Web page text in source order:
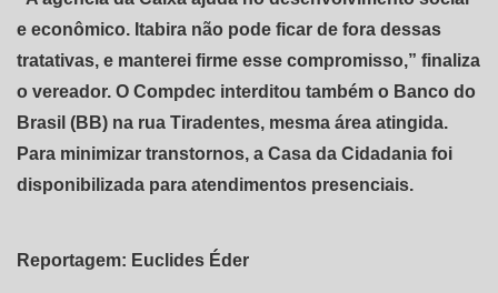
e econômico. Itabira não pode ficar de fora dessas
tratativas, e manterei firme esse compromisso,” finaliza
o vereador. O Compdec interditou também o Banco do
Brasil (BB) na rua Tiradentes, mesma área atingida.
Para minimizar transtornos, a Casa da Cidadania foi
disponibilizada para atendimentos presenciais.
Reportagem: Euclides Éder